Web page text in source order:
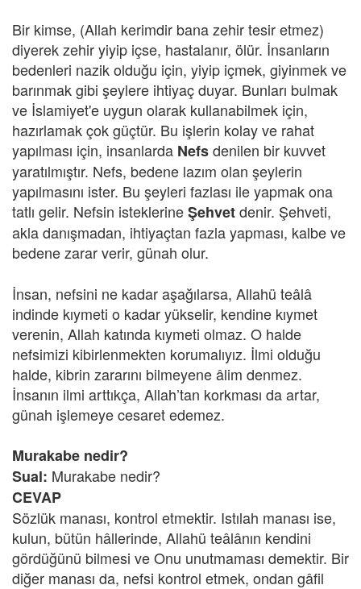
Bir kimse, (Allah kerimdir bana zehir tesir etmez)
diyerek zehir yiyip içse, hastalanır, ölür. İnsanların
bedenleri nazik olduğu için, yiyip içmek, giyinmek ve
barınmak gibi şeylere ihtiyaç duyar. Bunları bulmak
ve İslamiyet'e uygun olarak kullanabilmek için,
hazırlamak çok güçtür. Bu işlerin kolay ve rahat
yapılması için, insanlarda Nefsdenilen bir kuvvet
yaratılmıştır. Nefs, bedene lazım olan şeylerin
yapılmasını ister. Bu şeyleri fazlası ile yapmak ona
tatlı gelir. Nefsin isteklerineŞehvetdenir. Şehveti,
akla danışmadan, ihtiyaçtan fazla yapması, kalbe ve
bedene zarar verir, günah olur.
İnsan, nefsini ne kadar aşağılarsa, Allahü teâlâ
indinde kıymeti o kadar yükselir, kendine kıymet
verenin, Allah katında kıymeti olmaz. O halde
nefsimizi kibirlenmekten korumalıyız. İlmi olduğu
halde, kibrin zararını bilmeyene âlim denmez.
İnsanın ilmi arttıkça, Allah’tan korkması da artar,
günah işlemeye cesaret edemez.
Murakabe nedir?
Sual: Murakabe nedir?
CEVAP
Sözlük manası, kontrol etmektir. Istılah manası ise,
kulun, bütün hâllerinde, Allahü teâlânın kendini
gördüğünü bilmesi ve Onu unutmaması demektir. Bir
diğer manası da, nefsi kontrol etmek, ondan gâfil